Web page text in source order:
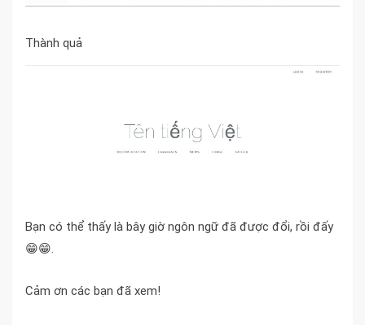
Thành quả
Bạn có thể thấy là bây giờ ngôn ngữ đã được đổi, rồi đấy
😁😁.
Cảm ơn các bạn đã xem!